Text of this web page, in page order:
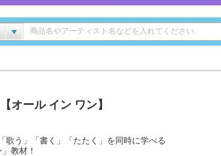
オール イン ワン】
歌う」「書く」「たたく」を同時に学べる
教材！